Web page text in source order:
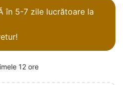
în 5-7 zile lucrătoare la
12 ore